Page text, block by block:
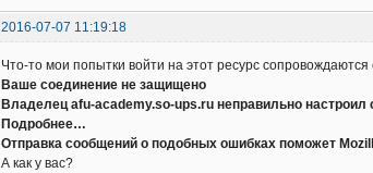
2016-07-07 11:19:18
Что-то мои попытки войти на этот ресурс
Ваше соединение не защищено
Владелец afu-academy.so-ups.ru неправильно
Подробнее…
Отправка сообщений о подобных ошибках поможет
А как у вас?